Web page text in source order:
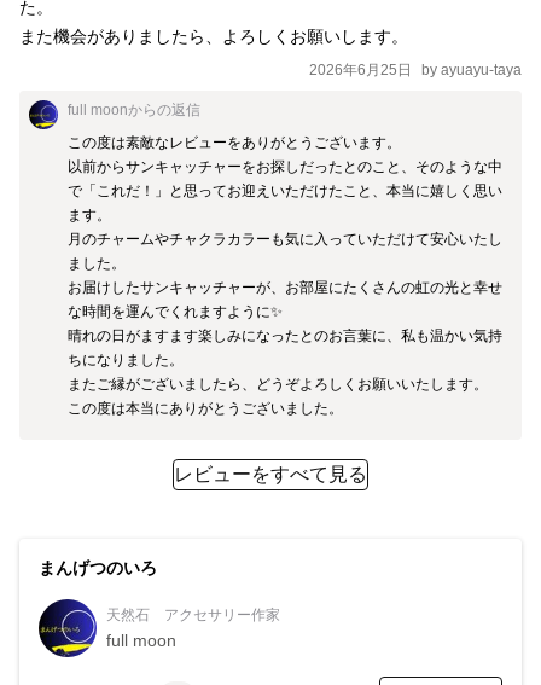
た。
また機会がありましたら、よろしくお願いします。
2026年6月25日 by ayuayu-taya
full moonからの返信
この度は素敵なレビューをありがとうございます。
以前からサンキャッチャーをお探しだったとのこと、そのような中
で「これだ！」と思ってお迎えいただけたこと、本当に嬉しく思い
ます。
月のチャームやチャクラカラーも気に入っていただけて安心いたし
ました。
お届けしたサンキャッチャーが、お部屋にたくさんの虹の光と幸せ
な時間を運んでくれますように✨
晴れの日がますます楽しみになったとのお言葉に、私も温かい気持
ちになりました。
またご縁がございましたら、どうぞよろしくお願いいたします。
この度は本当にありがとうございました。
レビューをすべて見る
まんげつのいろ
天然石 アクセサリー作家
full moon